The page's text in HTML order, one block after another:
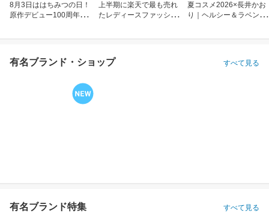
8月3日ははちみつの日！
原作デビュー100周年も
上半期に楽天で最も売れ
たレディースファッショ
夏コスメ2026×長井かお
り｜ヘルシー＆ラベンダ
有名ブランド・ショップ すべて見る
有名ブランド特集 すべて見る